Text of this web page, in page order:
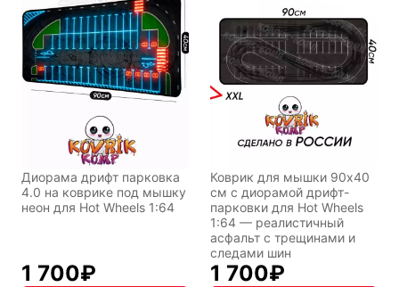
Диорама дрифт парковка
4.0 на коврике под мышку
неон для Hot Wheels 1:64
1 700₽
Коврик для мышки 90x40
см с диорамой дрифт-
парковки для Hot Wheels
1:64 — реалистичный
асфальт с трещинами и
следами шин
1 700₽